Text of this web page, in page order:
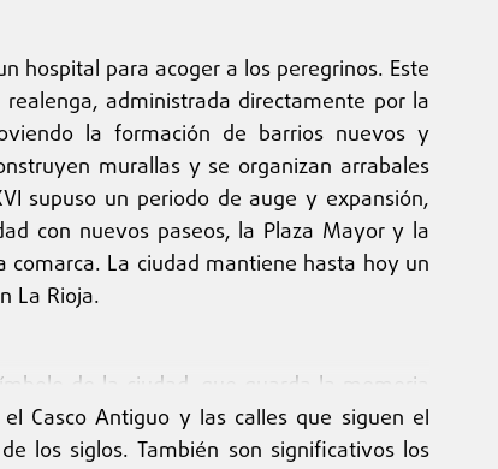
hospital para acoger a los peregrinos. Este
administrada directamente por la
la formación de barrios nuevos y
murallas y se organizan arrabales
supuso un periodo de auge y expansión,
con nuevos paseos, la Plaza Mayor y la
comarca. La ciudad mantiene hasta hoy un
La Rioja.
de la ciudad, que guarda la memoria
Casco Antiguo y las calles que siguen el
los siglos. También son significativos los